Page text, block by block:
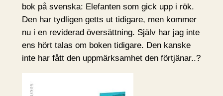
bok på svenska: Elefanten som gick upp i rök.
Den har tydligen getts ut tidigare, men kommer
nu i en reviderad översättning. Själv har jag inte
ens hört talas om boken tidigare. Den kanske
inte har fått den uppmärksamhet den förtjänar..?